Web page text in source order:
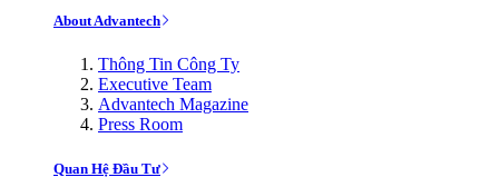
About Advantech
Thông Tin Công Ty
Executive Team
Advantech Magazine
Press Room
Quan Hệ Đầu Tư